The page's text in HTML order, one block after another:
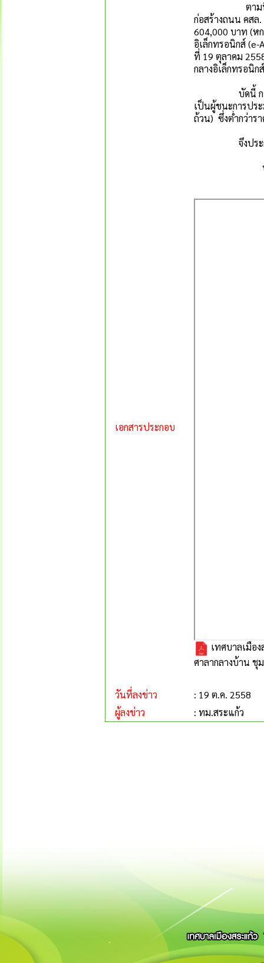
ตามที่เทศบาล
ก่อสร้างถนน คสล
604,000 บาท (ห
อิเล็กทรอนิกส์
ที่ 19 ตุลาคม
กลางอิเล็กทรอนิ
บัดนี้ การประ
เป็นผู้ชนะการปร
ถ้วน) ซึ่งต่ำกว่าร
จึงประกาศ
ประกาศ
เอกสารประกอบ
เทศบาลเมือ
ศาลากลางบ้าน ชุ
วันที่ลงข่าว
: 19 ต.ค. 2558
ผู้ลงข่าว
: ทม.สระแก้ว